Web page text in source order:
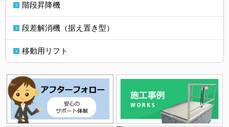
階段昇降機
段差解消機（据え置き型）
移動用リフト